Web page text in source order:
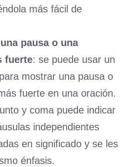
más fácil de
pausa o una
fuerte: se puede usar un
mostrar una pausa o
fuerte en una oración.
y coma puede indicar
independientes
en significado y se les
énfasis.